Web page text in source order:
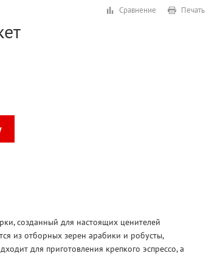
Сравнение Печать
созданный для настоящих ценителей
из отборных зерен арабики и робусты,
для приготовления крепкого эспрессо, а